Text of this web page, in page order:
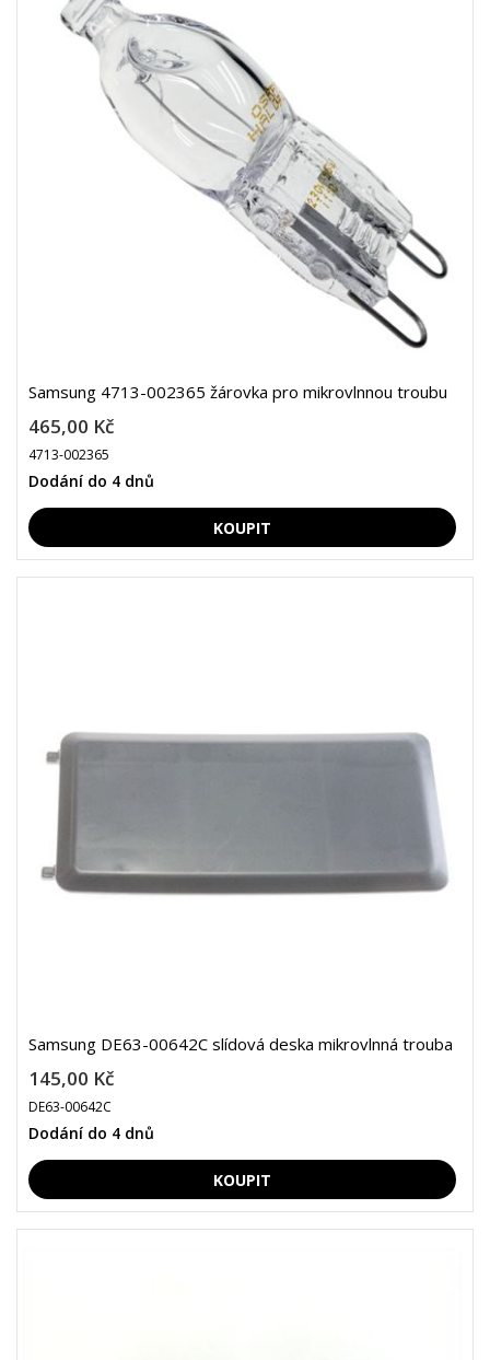
Samsung 4713-002365 žárovka pro mikrovlnnou troubu
465,00 Kč
4713-002365
Dodání do 4 dnů
Samsung DE63-00642C slídová deska mikrovlnná trouba
145,00 Kč
DE63-00642C
Dodání do 4 dnů